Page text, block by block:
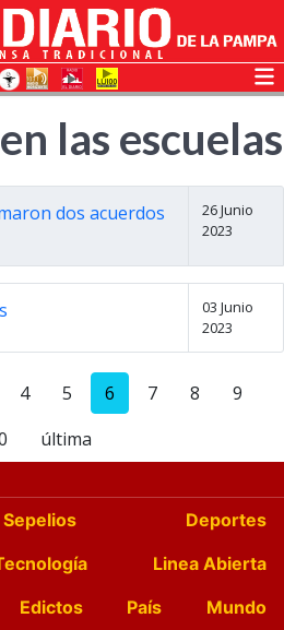
las escuelas
dos acuerdos
26 Junio
2023
03 Junio
2023
4 5 6 7 8
9
última
Sepelios
Deportes
Linea Abierta
Edictos País
Mundo